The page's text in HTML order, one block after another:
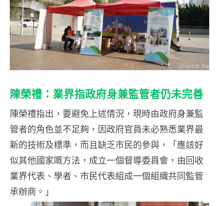
陳榮禮：業界指政府身兼監管者仍未完善
陳榮禮指出，要避免上述情況，現時由政府身兼監
管者的角色並不足夠，因政府官員未必熟悉業界最
新的技術及標準，而且缺乏市民的參與，「應該好
似其他國家嘅方法，成立一個督導委員會，由回收
業界代表、學者、市民代表組成一個組織共同監管
承辦商。」